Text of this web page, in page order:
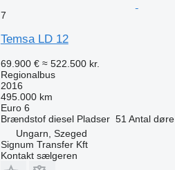
7
Temsa LD 12
69.900 € ≈ 522.500 kr.
Regionalbus
2016
495.000 km
Euro 6
Brændstof diesel Pladser 51 Antal døre
Ungarn, Szeged
Signum Transfer Kft
Kontakt sælgeren